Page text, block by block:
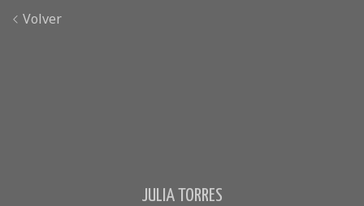
Volver
JULIA TORRES